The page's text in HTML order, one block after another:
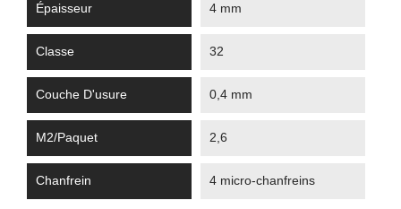
Épaisseur 4 mm
Classe 32
Couche D'usure 0,4 mm
M2/paquet 2,6
Chanfrein 4 micro-chanfreins